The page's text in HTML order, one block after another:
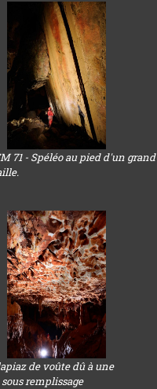
71 - Spéléo au pied d'un grand
de voûte dû à une
remplissage